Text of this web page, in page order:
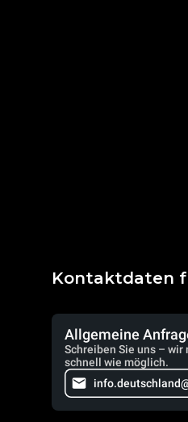
Kontaktdaten
Allgemeine
Schreiben Sie uns – wir
schnell wie möglich.